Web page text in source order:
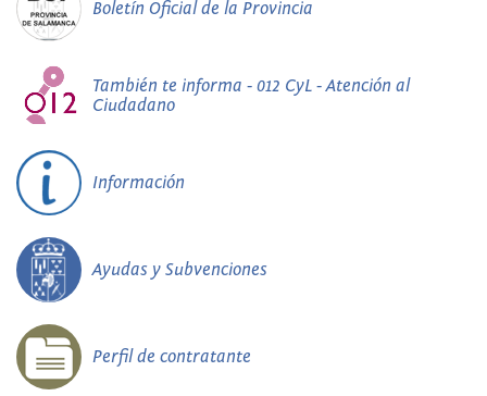
Boletín Oficial de la Provincia
También te informa - 012 CyL - Atención al
Ciudadano
Información
Ayudas y Subvenciones
Perfil de contratante